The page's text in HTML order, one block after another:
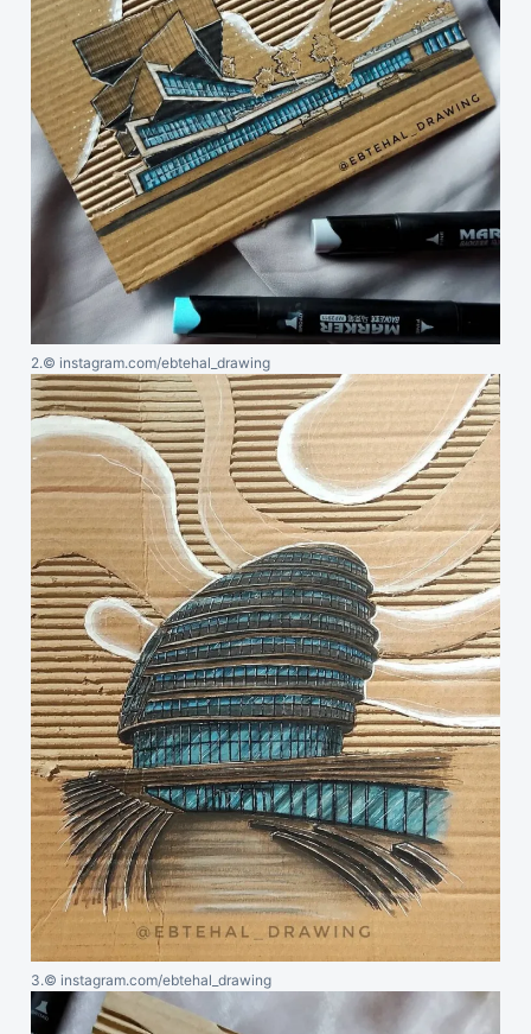
2.© instagram.com/ebtehal_drawing
3.© instagram.com/ebtehal_drawing